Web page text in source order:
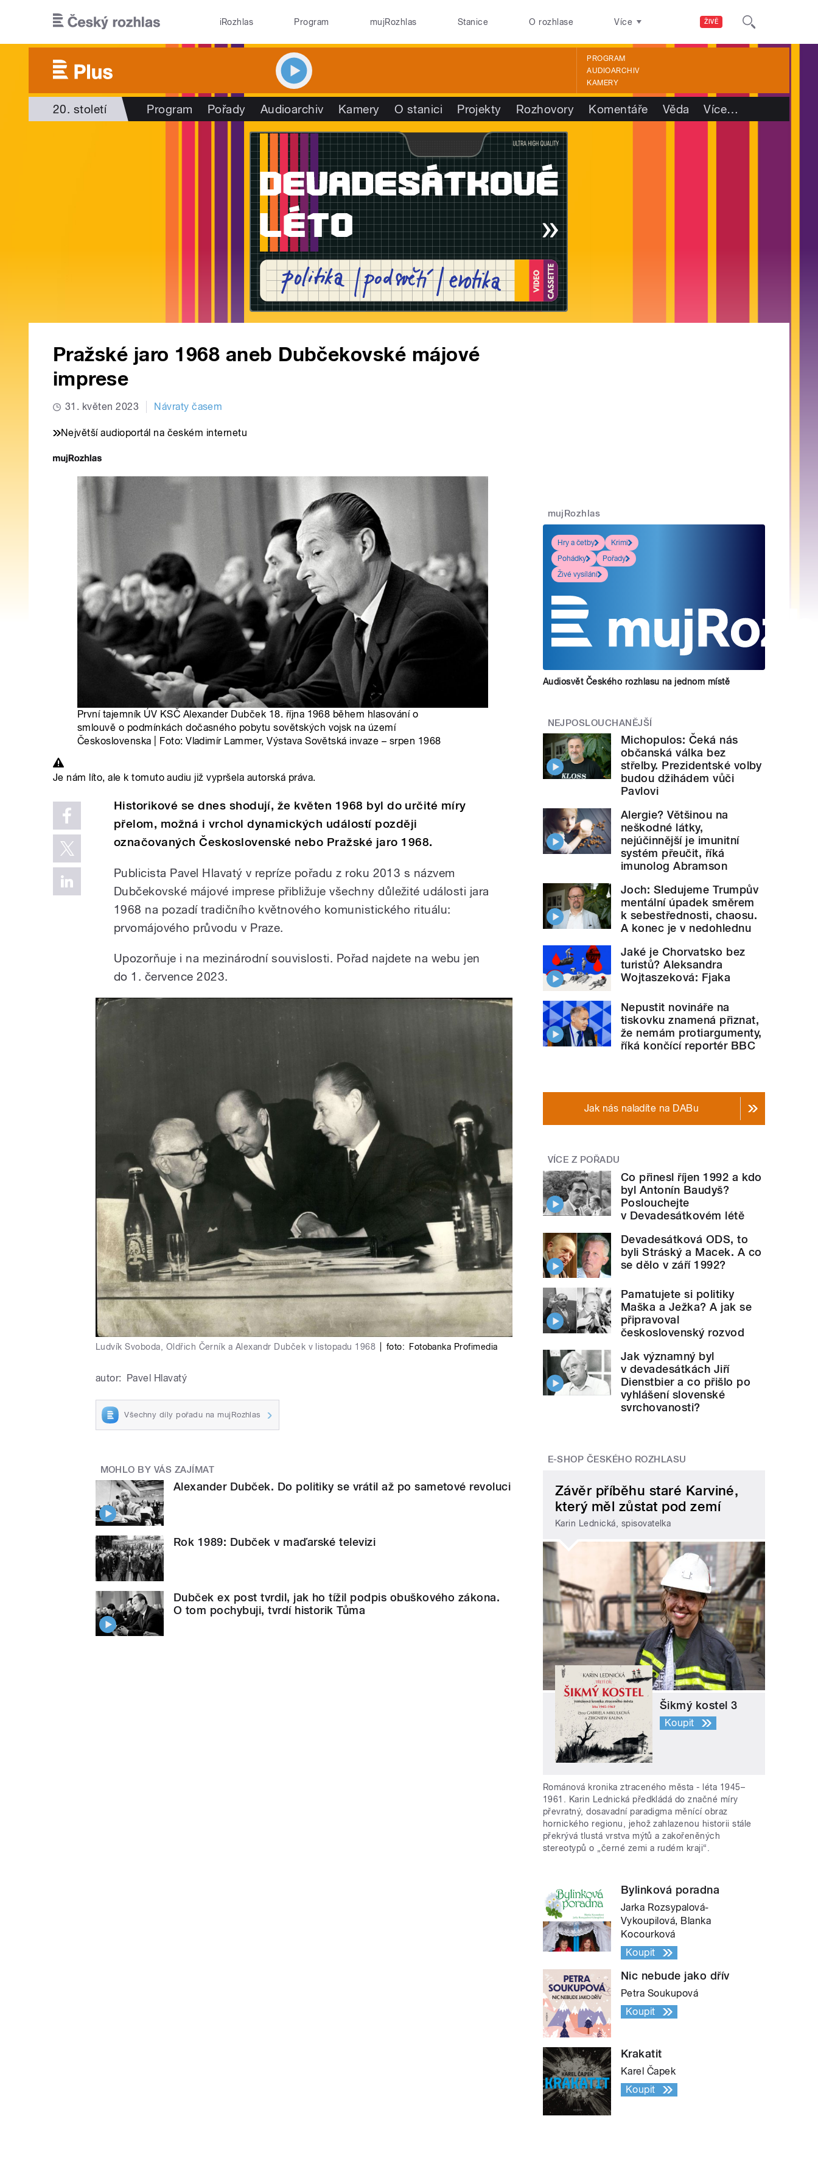
ŽIVĚ
iRozhlas Program mujRozhlas Stanice O rozhlase Více
PROGRAM
AUDIOARCHIV
KAMERY
20. století Program Pořady Audioarchiv Kamery O stanici Projekty Rozhovory Komentáře Věda Více…
Pražské jaro 1968 aneb Dubčekovské májové
imprese
31. květen 2023 Návraty časem
Největší audioportál na českém internetu
První tajemník ÚV KSČ Alexander Dubček 18. října 1968 během hlasování o
smlouvě o podmínkách dočasného pobytu sovětských vojsk na území
Československa | Foto: Vladimír Lammer, Výstava Sovětská invaze – srpen 1968
Je nám líto, ale k tomuto audiu již vypršela autorská práva.
Historikové se dnes shodují, že květen 1968 byl do určité míry
přelom, možná i vrchol dynamických událostí později
označovaných Československé nebo Pražské jaro 1968.
Publicista Pavel Hlavatý v repríze pořadu z roku 2013 s názvem
Dubčekovské májové imprese přibližuje všechny důležité události jara
1968 na pozadí tradičního květnového komunistického rituálu:
prvomájového průvodu v Praze.
Upozorňuje i na mezinárodní souvislosti. Pořad najdete na webu jen
do 1. července 2023.
Ludvík Svoboda, Oldřich Černík a Alexandr Dubček v listopadu 1968 foto: Fotobanka Profimedia
autor: Pavel Hlavatý
Všechny díly pořadu na mujRozhlas
MOHLO BY VÁS ZAJÍMAT
Alexander Dubček. Do politiky se vrátil až po sametové revoluci
Rok 1989: Dubček v maďarské televizi
Dubček ex post tvrdil, jak ho tížil podpis obuškového zákona.
O tom pochybuji, tvrdí historik Tůma
mujRozhlas
Hry a četby
Krimi
Pohádky
Pořady
Živé vysílání
Audiosvět Českého rozhlasu na jednom místě
NEJPOSLOUCHANĚJŠÍ
Michopulos: Čeká nás
občanská válka bez
střelby. Prezidentské volby
budou džihádem vůči
Pavlovi
Alergie? Většinou na
neškodné látky,
nejúčinnější je imunitní
systém přeučit, říká
imunolog Abramson
Joch: Sledujeme Trumpův
mentální úpadek směrem
k sebestřednosti, chaosu.
A konec je v nedohlednu
Jaké je Chorvatsko bez
turistů? Aleksandra
Wojtaszeková: Fjaka
Nepustit novináře na
tiskovku znamená přiznat,
že nemám protiargumenty,
říká končící reportér BBC
Jak nás naladíte na DABu
VÍCE Z POŘADU
Co přinesl říjen 1992 a kdo
byl Antonín Baudyš?
Poslouchejte
v Devadesátkovém létě
Devadesátková ODS, to
byli Stráský a Macek. A co
se dělo v září 1992?
Pamatujete si politiky
Maška a Ježka? A jak se
připravoval
československý rozvod
Jak významný byl
v devadesátkách Jiří
Dienstbier a co přišlo po
vyhlášení slovenské
svrchovanosti?
E-SHOP ČESKÉHO ROZHLASU
Závěr příběhu staré Karviné,
který měl zůstat pod zemí
Karin Lednická, spisovatelka
Šikmý kostel 3
Koupit
Románová kronika ztraceného města - léta 1945–
1961. Karin Lednická předkládá do značné míry
převratný, dosavadní paradigma měnící obraz
hornického regionu, jehož zahlazenou historii stále
překrývá tlustá vrstva mýtů a zakořeněných
stereotypů o „černé zemi a rudém kraji“.
Bylinková poradna
Jarka Rozsypalová-
Vykoupilová, Blanka
Kocourková
Koupit
Nic nebude jako dřív
Petra Soukupová
Koupit
Krakatit
Karel Čapek
Koupit